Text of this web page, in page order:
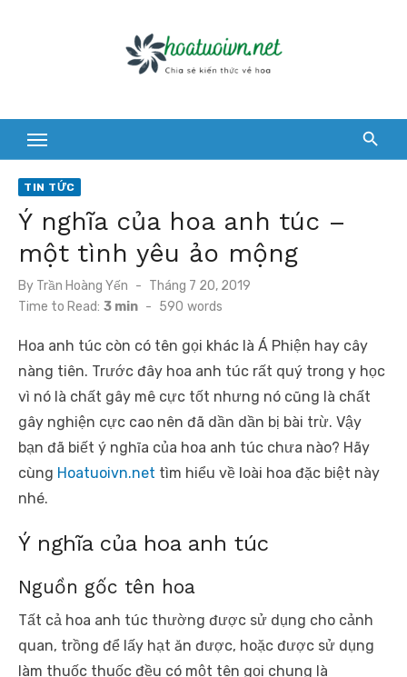
TIN TỨC
Ý nghĩa của hoa anh túc –
một tình yêu ảo mộng
By Trần Hoàng Yến
Posted
on
Tháng 7 20, 2019
Time to Read: 3 min - 590 words
Hoa anh túc còn có tên gọi khác là Á Phiện hay cây
nàng tiên. Trước đây hoa anh túc rất quý trong y học
vì nó là chất gây mê cực tốt nhưng nó cũng là chất
gây nghiện cực cao nên đã dần dần bị bài trừ. Vậy
bạn đã biết ý nghĩa của hoa anh túc chưa nào? Hãy
cùng Hoatuoivn.net tìm hiểu về loài hoa đặc biệt này
nhé.
Ý nghĩa của hoa anh túc
Nguồn gốc tên hoa
Tất cả hoa anh túc thường được sử dụng cho cảnh
quan, trồng để lấy hạt ăn được, hoặc được sử dụng
làm thuốc thuốc đều có một tên gọi chung là